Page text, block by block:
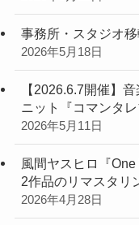
事務所・スタジオ
2026年5月18日
【2026.6.7開催】
ニット『コマンタレ
2026年5月11日
風間ヤスヒロ『
2作品のリマスタリ
2026年4月28日